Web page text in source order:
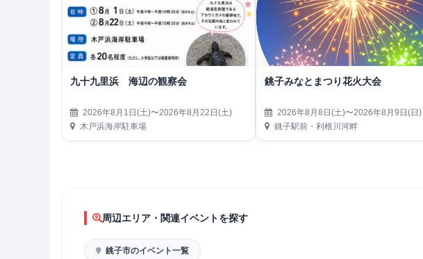
九十九里浜 海辺の観察会
2026年8月1日(土)〜2026年8月22日(土)
木戸浜海岸駐車場
銚子みなとまつり花火大会
2026年8月8日(土)〜2026年8月9日(日)
銚子駅前・利根川河畔
周辺エリア・関連イベントを探す
銚子市のイベント一覧